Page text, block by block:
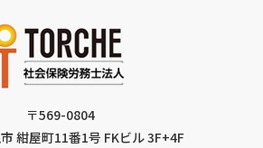
〒569-0804
紺屋町11番1号 FKビル 3F+4F